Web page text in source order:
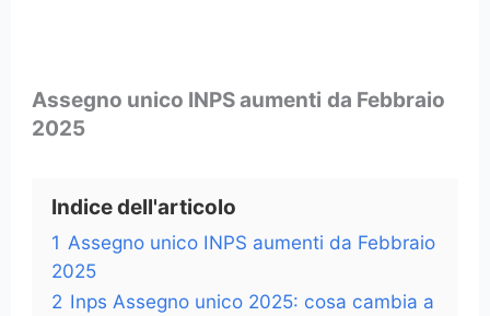
Assegno unico INPS aumenti da Febbraio
2025
Indice dell'articolo
1 Assegno unico INPS aumenti da Febbraio
2025
2 Inps Assegno unico 2025: cosa cambia a